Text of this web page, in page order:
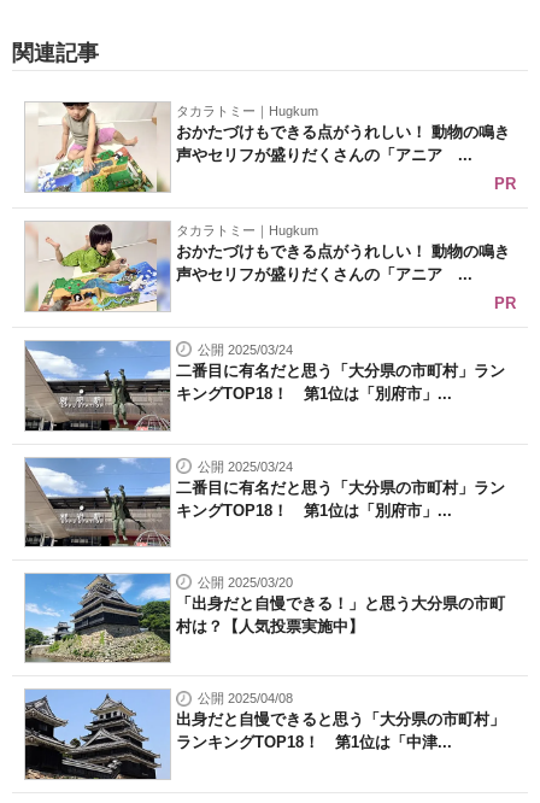
関連記事
タカラトミー｜Hugkum
おかたづけもできる点がうれしい！ 動物の鳴き
声やセリフが盛りだくさんの「アニア ...
PR
タカラトミー｜Hugkum
おかたづけもできる点がうれしい！ 動物の鳴き
声やセリフが盛りだくさんの「アニア ...
PR
公開 2025/03/24
二番目に有名だと思う「大分県の市町村」ラン
キングTOP18！ 第1位は「別府市」...
公開 2025/03/24
二番目に有名だと思う「大分県の市町村」ラン
キングTOP18！ 第1位は「別府市」...
公開 2025/03/20
「出身だと自慢できる！」と思う大分県の市町
村は？【人気投票実施中】
公開 2025/04/08
出身だと自慢できると思う「大分県の市町村」
ランキングTOP18！ 第1位は「中津...